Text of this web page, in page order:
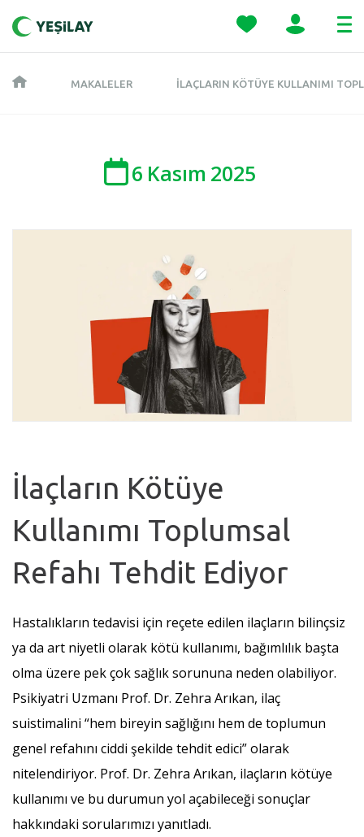
MAKALELER İLAÇLARIN KÖTÜYE KULLANIMI
6 Kasım 2025
İlaçların Kötüye
Kullanımı Toplumsal
Refahı Tehdit Ediyor
Hastalıkların tedavisi için reçete edilen ilaçların bilinçsiz
ya da art niyetli olarak kötü kullanımı, bağımlılık başta
olma üzere pek çok sağlık sorununa neden olabiliyor.
Psikiyatri Uzmanı Prof. Dr. Zehra Arıkan, ilaç
suistimalini “hem bireyin sağlığını hem de toplumun
genel refahını ciddi şekilde tehdit edici” olarak
nitelendiriyor. Prof. Dr. Zehra Arıkan, ilaçların kötüye
kullanımı ve bu durumun yol açabileceği sonuçlar
hakkındaki sorularımızı yanıtladı.